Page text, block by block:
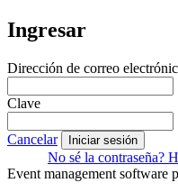
Ingresar
Dirección de correo
Clave
Cancelar Iniciar sesión
No sé la contraseña?
Event management software